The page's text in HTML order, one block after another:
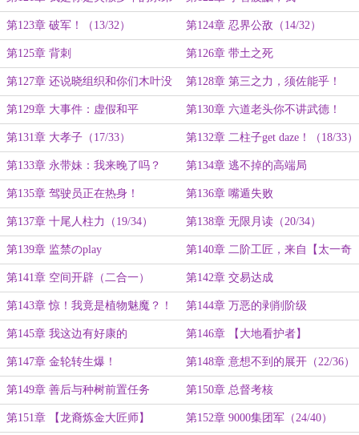
弟啊！
第123章 破军！（13/32） 第124章 忍界公敌（14/32）
第125章 背刺 第126章 带土之死
第127章 还说晓组织和你们木叶没
关系！？（15/33）
第128章 第三之力，须佐能乎！
（16/33）
第129章 大事件：虚假和平 第130章 六道老头你不讲武德！
第131章 大孝子（17/33） 第132章 二柱子get daze！（18/33）
第133章 永带妹：我来晚了吗？ 第134章 逃不掉的高端局
第135章 驾驶员正在热身！ 第136章 嘴遁失败
第137章 十尾人柱力（19/34） 第138章 无限月读（20/34）
第139章 监禁のplay 第140章 二阶工匠，来自【太一奇
迹】的招揽
第141章 空间开辟（二合一） 第142章 交易达成
第143章 惊！我竟是植物魅魔？！
（21/35）
第144章 万恶的剥削阶级
第145章 我这边有好康的 第146章 【大地看护者】
第147章 金轮转生爆！ 第148章 意想不到的展开（22/36）
第149章 善后与种树前置任务 第150章 总督考核
第151章 【龙裔炼金大匠师】 第152章 9000集团军（24/40）